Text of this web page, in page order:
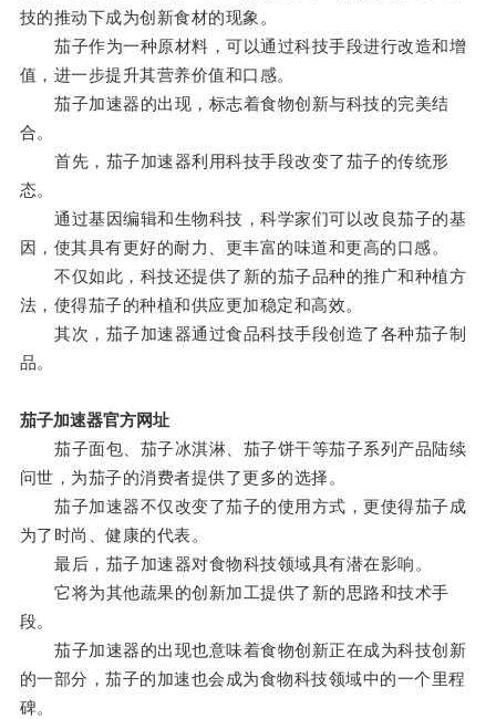
技的推动下成为创新食材的现象。
茄子作为一种原材料，可以通过科技手段进行改造和增
值，进一步提升其营养价值和口感。
茄子加速器的出现，标志着食物创新与科技的完美结
合。
首先，茄子加速器利用科技手段改变了茄子的传统形
态。
通过基因编辑和生物科技，科学家们可以改良茄子的基
因，使其具有更好的耐力、更丰富的味道和更高的口感。
不仅如此，科技还提供了新的茄子品种的推广和种植方
法，使得茄子的种植和供应更加稳定和高效。
其次，茄子加速器通过食品科技手段创造了各种茄子制
品。
茄子加速器官方网址
茄子面包、茄子冰淇淋、茄子饼干等茄子系列产品陆续
问世，为茄子的消费者提供了更多的选择。
茄子加速器不仅改变了茄子的使用方式，更使得茄子成
为了时尚、健康的代表。
最后，茄子加速器对食物科技领域具有潜在影响。
它将为其他蔬果的创新加工提供了新的思路和技术手
段。
茄子加速器的出现也意味着食物创新正在成为科技创新
的一部分，茄子的加速也会成为食物科技领域中的一个里程
碑。